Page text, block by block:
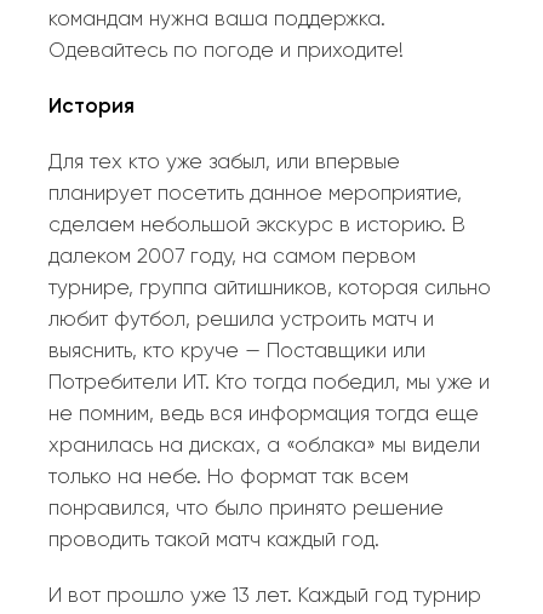
командам нужна ваша поддержка.
Одевайтесь по погоде и приходите!
История
Для тех кто уже забыл, или впервые
планирует посетить данное мероприятие,
сделаем небольшой экскурс в историю. В
далеком 2007 году, на самом первом
турнире, группа айтишников, которая сильно
любит футбол, решила устроить матч и
выяснить, кто круче — Поставщики или
Потребители ИТ. Кто тогда победил, мы уже и
не помним, ведь вся информация тогда еще
хранилась на дисках, а «облака» мы видели
только на небе. Но формат так всем
понравился, что было принято решение
проводить такой матч каждый год.
И вот прошло уже 13 лет. Каждый год турнир